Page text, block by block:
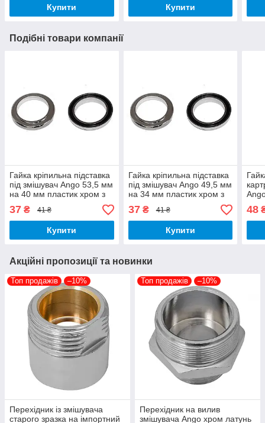
Купити Купити
Подібні товари компанії
Гайка кріпильна підставка
під змішувач Ango 53,5 мм
на 40 мм пластик хром з
37 ₴ 41 ₴
Купити
Гайка кріпильна підставка
під змішувач Ango 49,5 мм
на 34 мм пластик хром з
37₴ 41 ₴
Купити
48
Акційні пропозиції та новинки
Топ продажів –10%
Перехідник із змішувача
старого зразка на імпортний
Топ продажів –10%
Перехідник на вилив
змішувача Ango хром латунь